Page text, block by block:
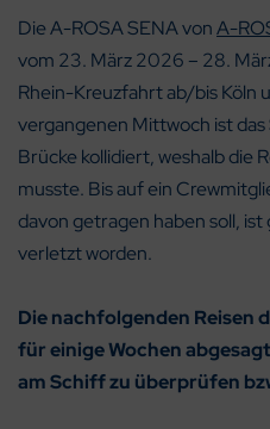
Die A-ROSA SENA vonA-
vom 23. März 2026 – 28.
Rhein-Kreuzfahrt ab/bis Köln
vergangenen Mittwoch ist
Brücke kollidiert, weshalb die
musste. Bis auf ein
davon getragen haben soll,
verletzt worden.
Die nachfolgenden Reisen
für einige Wochen
am Schiff zu überprüfen